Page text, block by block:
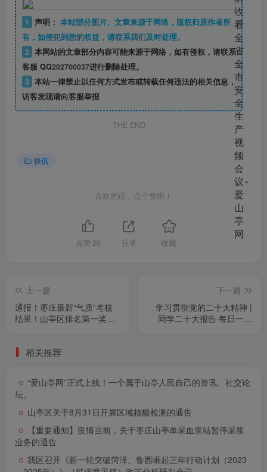
1 声明： 本站部分图片、文章来源于网络，版权归原作者所
有，如侵犯到您的权益，请联系我们及时处理。
2 本网站的文章部分内容可能来源于网络，如有侵权，请联系
客服 QQ202700037进行删除处理。
3 本站一律禁止以任何方式发布或转载任何违法的相关信息，
访客发现请向客服举报
THE END
快讯
喜欢的话，点个赞呗！
点赞 26 分享 收藏
上一篇
通报！枣庄最新“气质”考核
结果！山亭区排名第一奖励
下一篇
学习贯彻党的二十大精神 |
同学二十大报告·每日一问
相关推荐
“爱山亭网”正式上线！一个属于山亭人民自己的资讯、社交论
坛。
山亭区关于8月31日开展区域核酸检测的通告
【重要通知】疫情当前，关于枣庄山亭单采血浆站暂停采浆
业务的通告
我区召开《新一轮突破菏泽、鲁西崛起三年行动计划（2023